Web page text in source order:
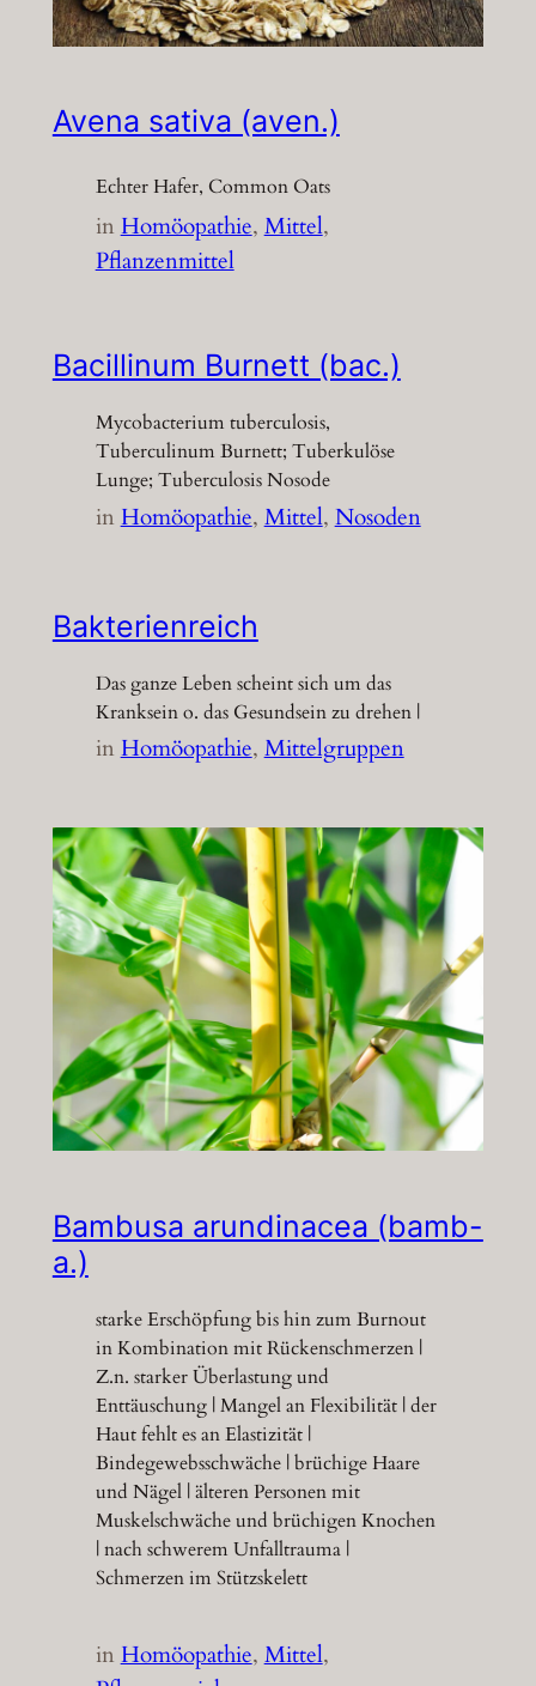
Avena sativa (aven.)
Echter Hafer, Common Oats
inHomöopathie, Mittel
Pflanzenmittel
Bacillinum Burnett (bac.)
Mycobacterium tuberculosis,
Tuberculinum Burnett; Tuberkulöse
Lunge; Tuberculosis Nosode
inHomöopathie, Mittel, Nosoden
Bakterienreich
Das ganze Leben scheint sich um das
Kranksein o. das Gesundsein zu drehen |
inHomöopathie, Mittelgruppen
Bambusa arundinacea (bamb-
a.)
starke Erschöpfung bis hin zum Burnout
in Kombination mit Rückenschmerzen |
Z.n. starker Überlastung und
Enttäuschung | Mangel an Flexibilität | der
Haut fehlt es an Elastizität |
Bindegewebsschwäche | brüchige Haare
und Nägel | älteren Personen mit
Muskelschwäche und brüchigen Knochen
| nach schwerem Unfalltrauma |
Schmerzen im Stützskelett
inHomöopathie, Mittel